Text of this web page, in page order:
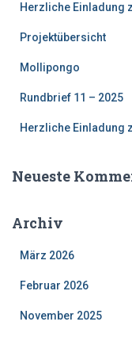
Herzliche Einladung
Projektübersicht
Mollipongo
Rundbrief 11 – 2025
Herzliche Einladung
Neueste
Archiv
März 2026
Februar 2026
November 2025